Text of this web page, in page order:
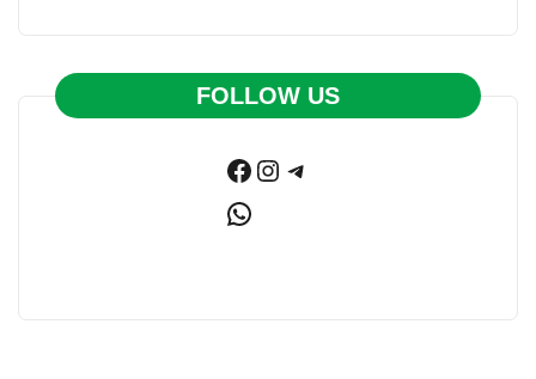
FOLLOW US
Facebook
Instagram
Telegram
WhatsApp